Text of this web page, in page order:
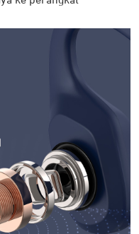
DJI Mini 3 Basic (DJI RC)
Rp6.799.000-
Rp8.509.900
diambil
halaman
produk